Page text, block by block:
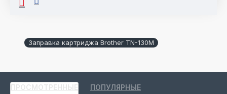
Заправка картриджа Brother TN-130M
ПРОСМОТРЕННЫЕ ПОПУЛЯРНЫЕ